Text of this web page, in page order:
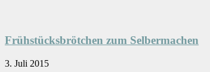
Frühstücksbrötchen zum Selbermachen
3. Juli 2015